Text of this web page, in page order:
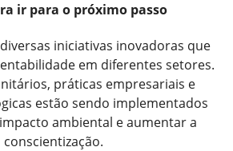
ir para o próximo passo
iniciativas inovadoras que
em diferentes setores.
práticas empresariais e
estão sendo implementados
ambiental e aumentar a
conscientização.